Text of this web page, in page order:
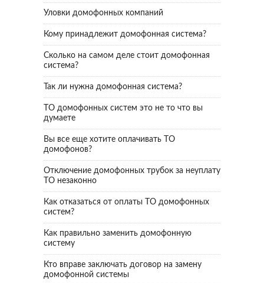
Уловки домофонных компаний
Кому принадлежит домофонная система?
Сколько на самом деле стоит домофонная
система?
Так ли нужна домофонная система?
ТО домофонных систем это не то что вы
думаете
Вы все еще хотите оплачивать ТО
домофонов?
Отключение домофонных трубок за неуплату
ТО незаконно
Как отказаться от оплаты ТО домофонных
систем?
Как правильно заменить домофонную
систему
Кто вправе заключать договор на замену
домофонной системы